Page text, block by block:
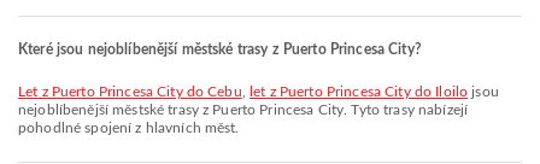
Které jsou nejoblíbenější městské trasy z Puerto Princesa City?
let z Puerto Princesa City do Cebu let z Puerto Princesa City do Iloilo jsou
nejoblíbenější městské trasy z Puerto Princesa City. Tyto trasy nabízejí
pohodlné spojení z hlavních měst.